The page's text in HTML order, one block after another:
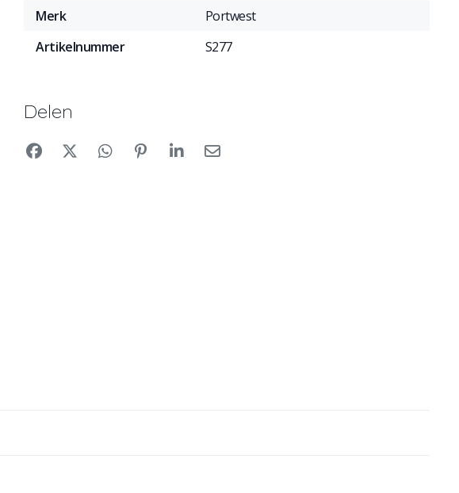
Merk
Portwest
Artikelnummer
S277
Delen